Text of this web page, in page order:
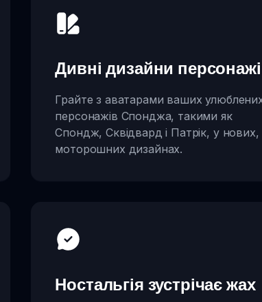
Дивні дизайни
Грайте з аватарами ваших
персонажів Спонджа, такими як
Спондж, Сквідвард і Патрік, у нових,
моторошних дизайнах.
Ностальгія зустрічає жах